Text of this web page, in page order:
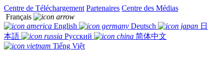
Centre de Téléchargement Partenaires Centre des Médias
Français
English
Deutsch
日
本語
Русский
简体中文
Tiếng Việt